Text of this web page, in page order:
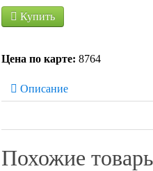
Купить
Цена по карте: 8764
Описание
Похожие